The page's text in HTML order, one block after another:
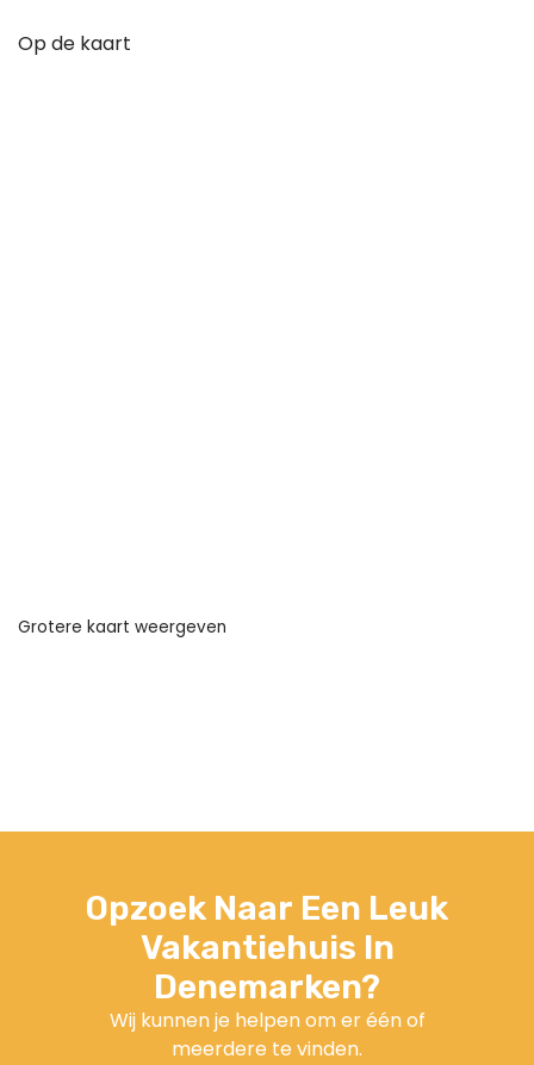
Op de kaart
Grotere kaart weergeven
Opzoek Naar Een Leuk
Vakantiehuis In
Denemarken?
Wij kunnen je helpen om er één of
meerdere te vinden.